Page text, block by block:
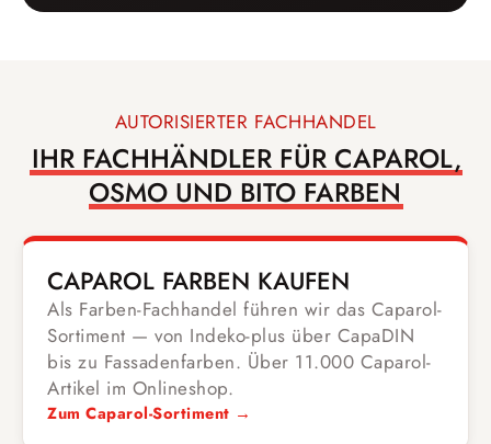
AUTORISIERTER FACHHANDEL
IHR FACHHÄNDLER FÜR CAPAROL,
OSMO UND BITO FARBEN
CAPAROL FARBEN KAUFEN
Als Farben-Fachhandel führen wir das Caparol-
Sortiment — von Indeko-plus über CapaDIN
bis zu Fassadenfarben. Über 11.000 Caparol-
Artikel im Onlineshop.
Zum Caparol-Sortiment →